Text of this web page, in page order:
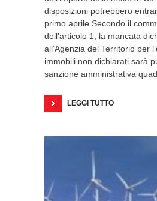
disposizioni potrebbero
primo aprile Secondo il
dell’articolo 1, la mancata
all’Agenzia del Territorio per
immobili non dichiarati sarà
sanzione amministrativa
LEGGI TUTTO